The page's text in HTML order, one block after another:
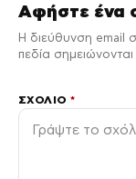
Αφήστε ένα
Η διεύθυνση email
πεδία σημειώνονται
ΣΧΌΛΙΟ*